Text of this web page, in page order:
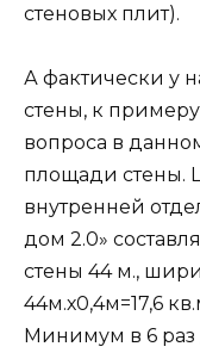
стеновых плит).
А фактически у
стены, к
вопроса в
площади стены.
внутренней
дом 2.0»
стены 44 м.,
44м.х0,4м=17,6
Минимум в 6 раз